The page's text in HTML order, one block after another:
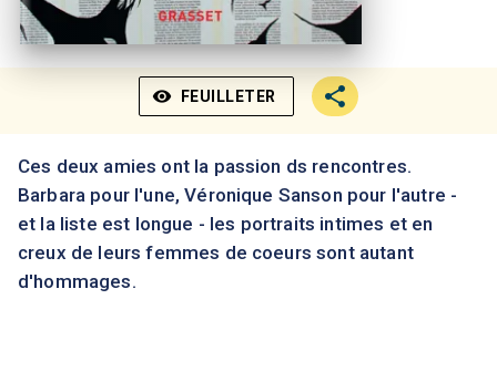
visibility FEUILLETER
Ces deux amies ont la passion ds rencontres.
Barbara pour l'une, Véronique Sanson pour l'autre -
et la liste est longue - les portraits intimes et en
creux de leurs femmes de coeurs sont autant
d'hommages.